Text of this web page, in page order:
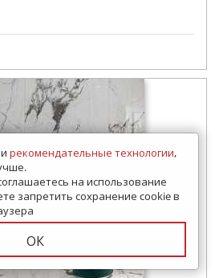
и рекомендательные технологии,
на использование
запретить сохранение cookie в
ОК